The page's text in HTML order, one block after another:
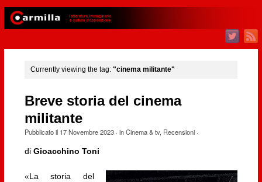
Currently viewing the tag: "cinema militante"
Breve storia del cinema
militante
Pubblicato il 17 Novembre 2023· inCinema & tv, Recensioni·
di Gioacchino Toni
«La storia del